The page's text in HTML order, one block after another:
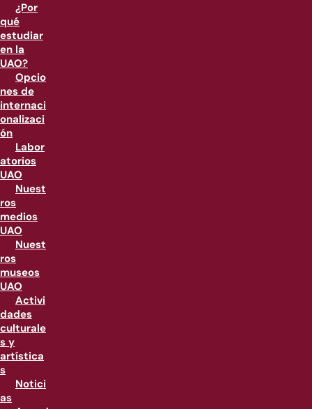
¿Por
qué
estudiar
en la
UAO?
Opcio
nes de
internaci
onalizaci
ón
Labor
atorios
UAO
Nuest
ros
medios
UAO
Nuest
ros
museos
UAO
Activi
dades
culturale
s y
artística
s
Notici
as